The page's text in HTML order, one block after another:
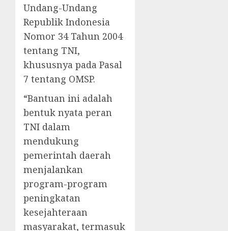
Undang-Undang
Republik Indonesia
Nomor 34 Tahun 2004
tentang TNI,
khususnya pada Pasal
7 tentang OMSP.
“Bantuan ini adalah
bentuk nyata peran
TNI dalam
mendukung
pemerintah daerah
menjalankan
program-program
peningkatan
kesejahteraan
masyarakat, termasuk